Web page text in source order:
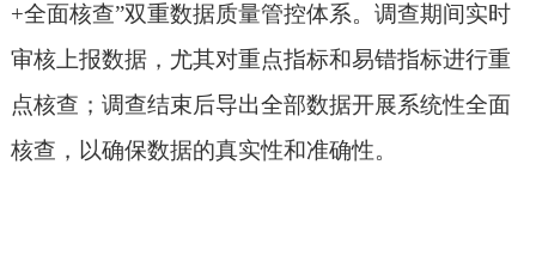
+全面核查”双重数据质量管控体系。调查期间实时
审核上报数据，尤其对重点指标和易错指标进行重
点核查；调查结束后导出全部数据开展系统性全面
核查，以确保数据的真实性和准确性‌。